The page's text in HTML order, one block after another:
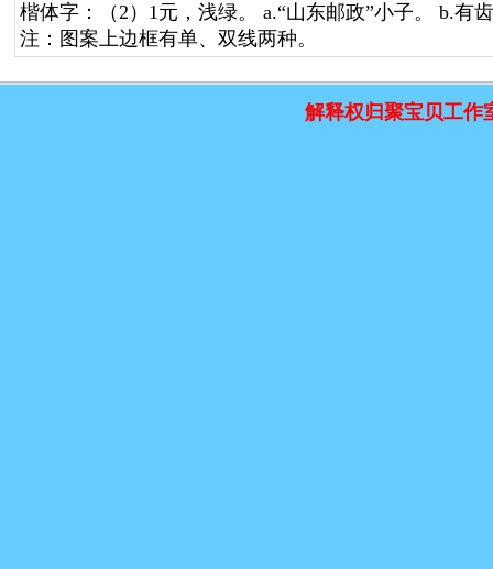
楷体字：（2）1元，浅绿。 a.“山东邮政”小子。 b.有
注：图案上边框有单、双线两种。
解释权归聚宝贝工作